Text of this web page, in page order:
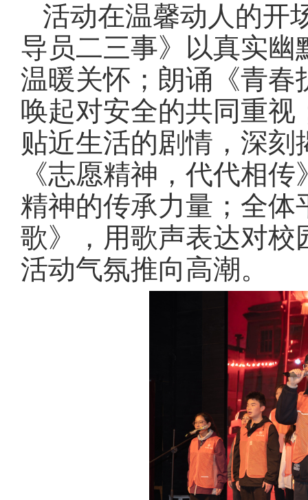
活动在温馨动人的开
导员二三事》以真实
温暖关怀；朗诵《青春
唤起对安全的共同重视
贴近生活的剧情，深
《志愿精神，代代相
精神的传承力量；全体
歌》，用歌声表达对校
活动气氛推向高潮。